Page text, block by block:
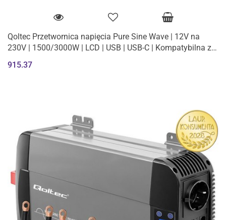
Qoltec Przetwornica napięcia Pure Sine Wave | 12V na
230V | 1500/3000W | LCD | USB | USB-C | Kompatybilna z
915.37